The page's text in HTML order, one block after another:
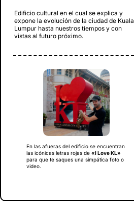
Edificio cultural en el cual se explica y
expone la evolución de la ciudad de Kuala
Lumpur hasta nuestros tiempos y con
vistas al futuro próximo.
En las afueras del edificio se encuentran
las icónicas letras rojas de «I Love KL»
para que te saques una simpática foto o
video.